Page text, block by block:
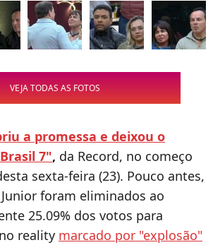
VEJA TODAS AS FOTOS
a promessa e deixou o
7", da Record, no começo
sexta-feira (23). Pouco antes,
foram eliminados ao
25.09% dos votos para
reality marcado por "explosão"